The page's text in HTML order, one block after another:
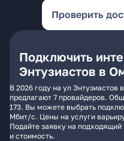
Проверить
Подключить
Энтузиастов в
В 2026 году на ул
предлагают 7 провайдеров.
173. Вы можете выбрать
Мбит/с. Цены на услуги
Подайте заявку на
и стоимость.